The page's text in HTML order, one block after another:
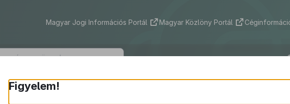
Magyar Jogi Információs Portál Magyar Közlöny Portál
1669/2018. (XII. 10.) Korm. határozat
Figyelem!